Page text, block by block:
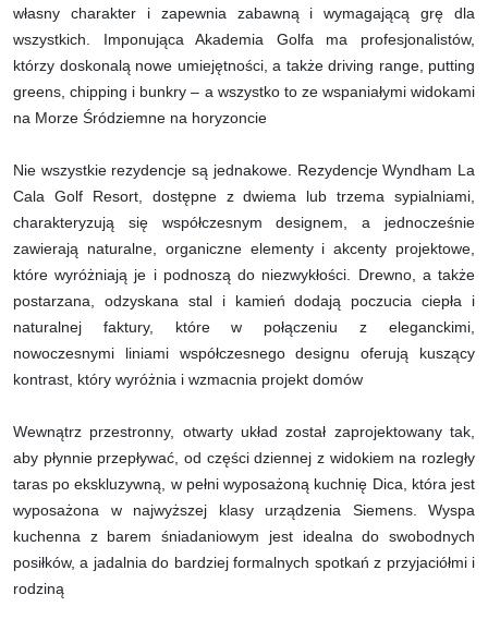
własny charakter i zapewnia zabawną i wymagającą grę dla
wszystkich. Imponująca Akademia Golfa ma profesjonalistów,
którzy doskonalą nowe umiejętności, a także driving range, putting
greens, chipping i bunkry – a wszystko to ze wspaniałymi widokami
na Morze Śródziemne na horyzoncie
Nie wszystkie rezydencje są jednakowe. Rezydencje Wyndham La
Cala Golf Resort, dostępne z dwiema lub trzema sypialniami,
charakteryzują się współczesnym designem, a jednocześnie
zawierają naturalne, organiczne elementy i akcenty projektowe,
które wyróżniają je i podnoszą do niezwykłości. Drewno, a także
postarzana, odzyskana stal i kamień dodają poczucia ciepła i
naturalnej faktury, które w połączeniu z eleganckimi,
nowoczesnymi liniami współczesnego designu oferują kuszący
kontrast, który wyróżnia i wzmacnia projekt domów
Wewnątrz przestronny, otwarty układ został zaprojektowany tak,
aby płynnie przepływać, od części dziennej z widokiem na rozległy
taras po ekskluzywną, w pełni wyposażoną kuchnię Dica, która jest
wyposażona w najwyższej klasy urządzenia Siemens. Wyspa
kuchenna z barem śniadaniowym jest idealna do swobodnych
posiłków, a jadalnia do bardziej formalnych spotkań z przyjaciółmi i
rodziną